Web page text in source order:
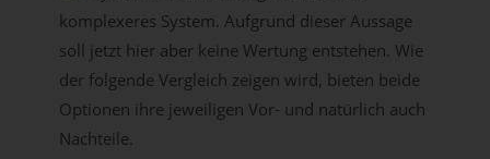
komplexeres System. Aufgrund dieser Aussage
soll jetzt hier aber keine Wertung entstehen. Wie
der folgende Vergleich zeigen wird, bieten beide
Optionen ihre jeweiligen Vor- und natürlich auch
Nachteile.